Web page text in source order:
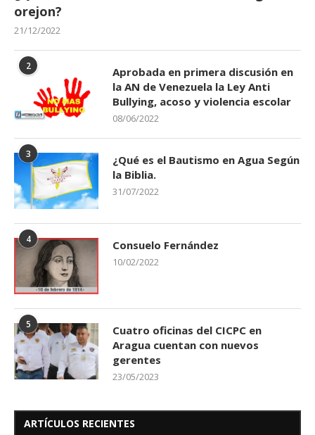
orejon?
21/12/2022
2
Aprobada en primera discusión en
la AN de Venezuela la Ley Anti
Bullying, acoso y violencia escolar
08/06/2022
3
¿Qué es el Bautismo en Agua Según
la Biblia.
31/07/2022
4 Consuelo Fernández
10/02/2022
5
Cuatro oficinas del CICPC en
Aragua cuentan con nuevos
gerentes
23/05/2023
ARTÍCULOS RECIENTES